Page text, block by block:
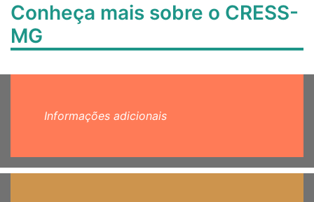
Conheça mais sobre o CRESS-
MG
Informações adicionais